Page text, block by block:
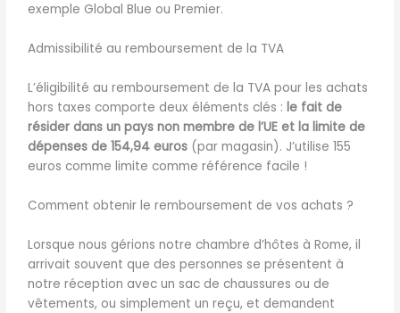
exemple Global Blue ou Premier.
Admissibilité au remboursement de la TVA
L’éligibilité au remboursement de la TVA pour les achats
hors taxes comporte deux éléments clés :le fait de
résider dans un pays non membre de l’UE et la limite de
dépenses de 154,94 euros (par magasin). J’utilise 155
euros comme limite comme référence facile !
Comment obtenir le remboursement de vos achats ?
Lorsque nous gérions notre chambre d’hôtes à Rome, il
arrivait souvent que des personnes se présentent à
notre réception avec un sac de chaussures ou de
vêtements, ou simplement un reçu, et demandent